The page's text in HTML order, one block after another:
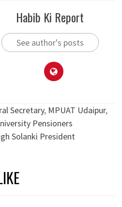
Habib Ki Report
See author's posts
Secretary, MPUAT Udaipur,
Pensioners
Solanki President